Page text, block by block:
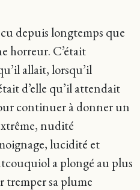
depuis longtemps que
horreur. C’était
allait, lorsqu’il
d’elle qu’il attendait
continuer à donner un
nudité
lucidité et
a plongé au plus
tremper sa plume